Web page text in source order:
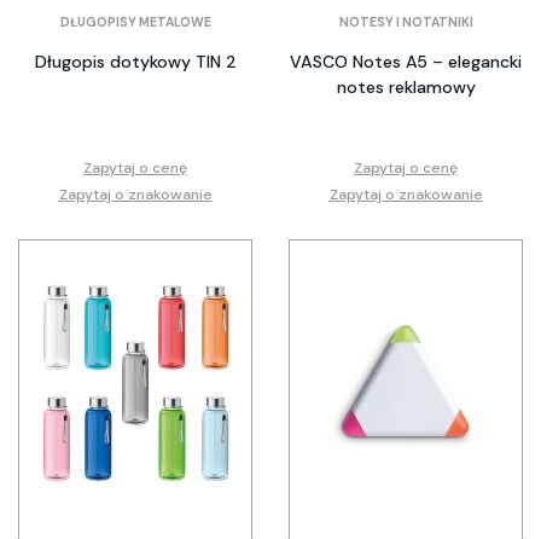
DŁUGOPISY METALOWE
Długopis dotykowy TIN 2
Zapytaj o cenę
Zapytaj o znakowanie
NOTESY I NOTATNIKI
VASCO Notes A5 – elegancki
notes reklamowy
Zapytaj o cenę
Zapytaj o znakowanie